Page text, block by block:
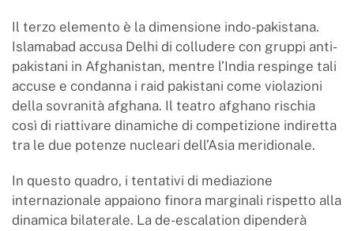
Il terzo elemento è la dimensione indo-pakistana.
Islamabad accusa Delhi di colludere con gruppi anti-
pakistani in Afghanistan, mentre l’India respinge tali
accuse e condanna i raid pakistani come violazioni
della sovranità afghana. Il teatro afghano rischia
così di riattivare dinamiche di competizione indiretta
tra le due potenze nucleari dell’Asia meridionale.
In questo quadro, i tentativi di mediazione
internazionale appaiono finora marginali rispetto alla
dinamica bilaterale. La de-escalation dipenderà